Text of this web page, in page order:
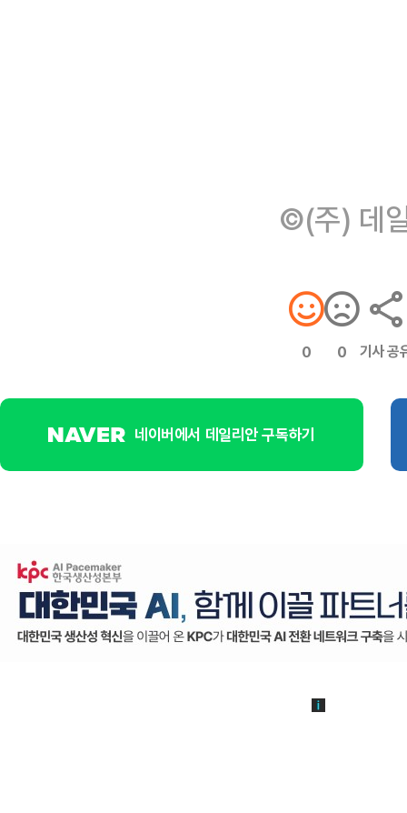
©(주) 데
0 0 기사 공
네이버에서 데일리안 구독하기